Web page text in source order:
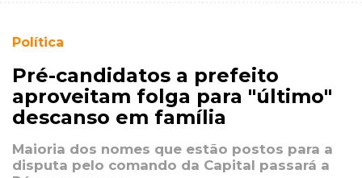
Política
Pré-candidatos a prefeito
aproveitam folga para "último"
descanso em família
Maioria dos nomes que estão postos para a
disputa pelo comando da Capital passará a